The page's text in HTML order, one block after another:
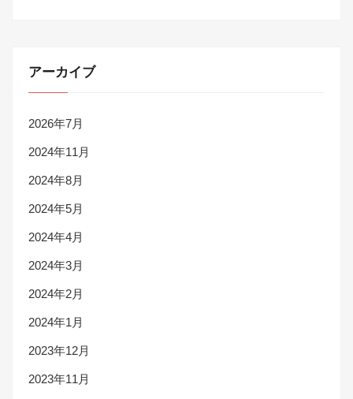
アーカイブ
2026年7月
2024年11月
2024年8月
2024年5月
2024年4月
2024年3月
2024年2月
2024年1月
2023年12月
2023年11月